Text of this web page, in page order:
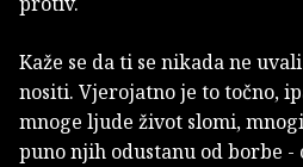
Kaže se da ti se nikada ne
nositi. Vjerojatno je to točno,
mnoge ljude život slomi,
puno njih odustanu od borbe -